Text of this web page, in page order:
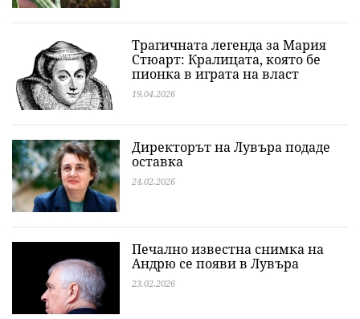
Трагичната легенда за Мария
Стюарт: Кралицата, която бе
пионка в играта на власт
19.04.2026
Директорът на Лувъра подаде
оставка
24.02.2026
Печално известна снимка на
Андрю се появи в Лувъра
23.02.2026